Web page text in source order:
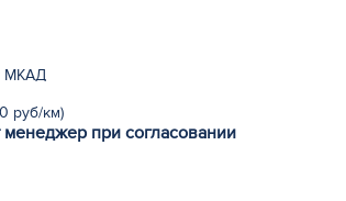
МКАД
руб/км)
менеджер при согласовании